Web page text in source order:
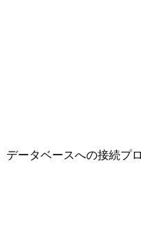
ータベースへの接続プ